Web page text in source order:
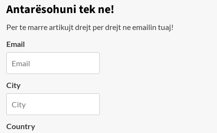
Antarësohuni tek ne!
Per te marre artikujt drejt per drejt ne emailin tuaj!
Email
City
Country